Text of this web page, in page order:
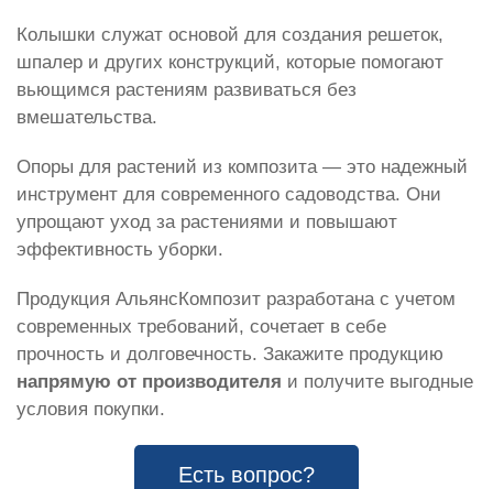
Колышки служат основой для создания решеток,
шпалер и других конструкций, которые помогают
вьющимся растениям развиваться без
вмешательства.
Опоры для растений из композита — это надежный
инструмент для современного садоводства. Они
упрощают уход за растениями и повышают
эффективность уборки.
Продукция АльянсКомпозит разработана с учетом
современных требований, сочетает в себе
прочность и долговечность. Закажите продукцию
напрямую от производителя и получите выгодные
условия покупки.
Есть вопрос?